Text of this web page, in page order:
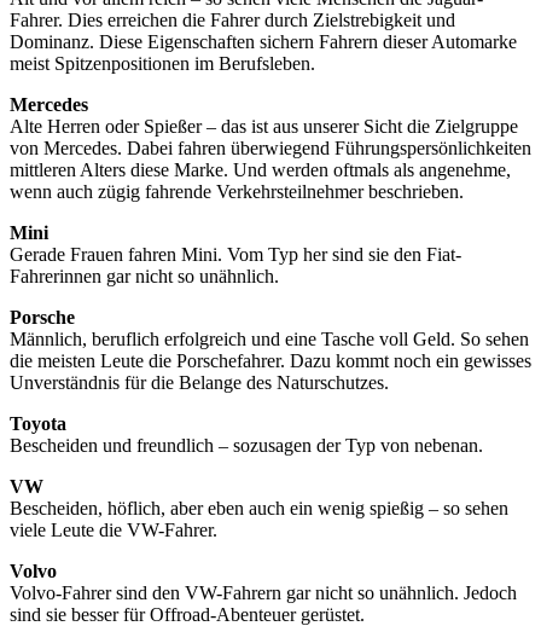
Fahrer. Dies erreichen die Fahrer durch Zielstrebigkeit und
Dominanz. Diese Eigenschaften sichern Fahrern dieser Automarke
meist Spitzenpositionen im Berufsleben.
Mercedes
Alte Herren oder Spießer – das ist aus unserer Sicht die Zielgruppe
von Mercedes. Dabei fahren überwiegend Führungspersönlichkeiten
mittleren Alters diese Marke. Und werden oftmals als angenehme,
wenn auch zügig fahrende Verkehrsteilnehmer beschrieben.
Mini
Gerade Frauen fahren Mini. Vom Typ her sind sie den Fiat-
Fahrerinnen gar nicht so unähnlich.
Porsche
Männlich, beruflich erfolgreich und eine Tasche voll Geld. So sehen
die meisten Leute die Porschefahrer. Dazu kommt noch ein gewisses
Unverständnis für die Belange des Naturschutzes.
Toyota
Bescheiden und freundlich – sozusagen der Typ von nebenan.
VW
Bescheiden, höflich, aber eben auch ein wenig spießig – so sehen
viele Leute die VW-Fahrer.
Volvo
Volvo-Fahrer sind den VW-Fahrern gar nicht so unähnlich. Jedoch
sind sie besser für Offroad-Abenteuer gerüstet.